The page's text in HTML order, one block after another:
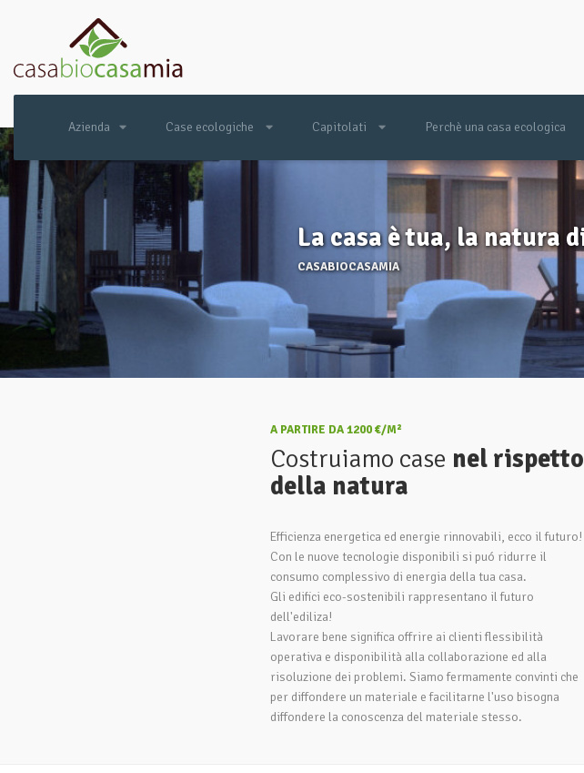
Azienda Case ecologiche Capitolati Perchè una casa ecologica
La casa è tua, la natura
CASABIOCASAMIA
A PARTIRE DA 1200 €/M²
Costruiamo case nel rispetto
della natura
Efficienza energetica ed energie rinnovabili, ecco il futuro!
Con le nuove tecnologie disponibili si puó ridurre il
consumo complessivo di energia della tua casa.
Gli edifici eco-sostenibili rappresentano il futuro
dell'ediliza!
Lavorare bene significa offrire ai clienti flessibilità
operativa e disponibilità alla collaborazione ed alla
risoluzione dei problemi. Siamo fermamente convinti che
per diffondere un materiale e facilitarne l'uso bisogna
diffondere la conoscenza del materiale stesso.